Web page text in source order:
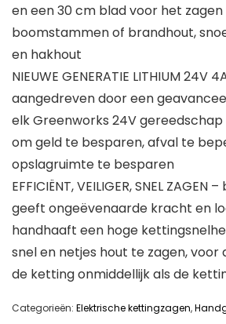
en een 30 cm blad voor het zagen
boomstammen of brandhout,
en hakhout
NIEUWE GENERATIE LITHIUM 24V
aangedreven door een
elk Greenworks 24V
om geld te besparen, afval te
opslagruimte te besparen
EFFICIËNT, VEILIGER, SNEL
geeft ongeëvenaarde kracht en
handhaaft een hoge
snel en netjes hout te zagen, voor
de ketting onmiddellijk als de
Categorieën: Elektrische kettingzagen,